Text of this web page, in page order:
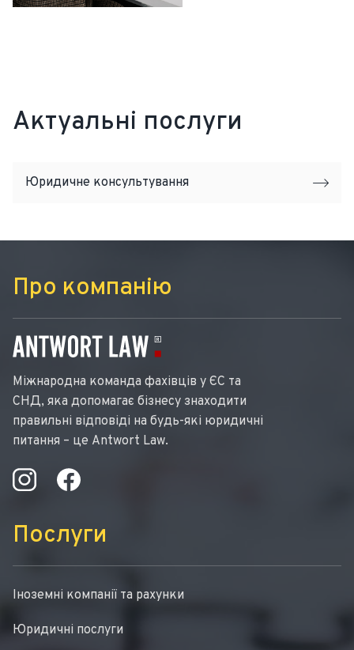
Актуальні послуги
Юридичне консультування
Про компанію
Міжнародна команда фахівців у ЄС та
СНД, яка допомагає бізнесу знаходити
правильні відповіді на будь-які юридичні
питання – це Antwort Law.
Послуги
Іноземні компанії та рахунки
Юридичні послуги